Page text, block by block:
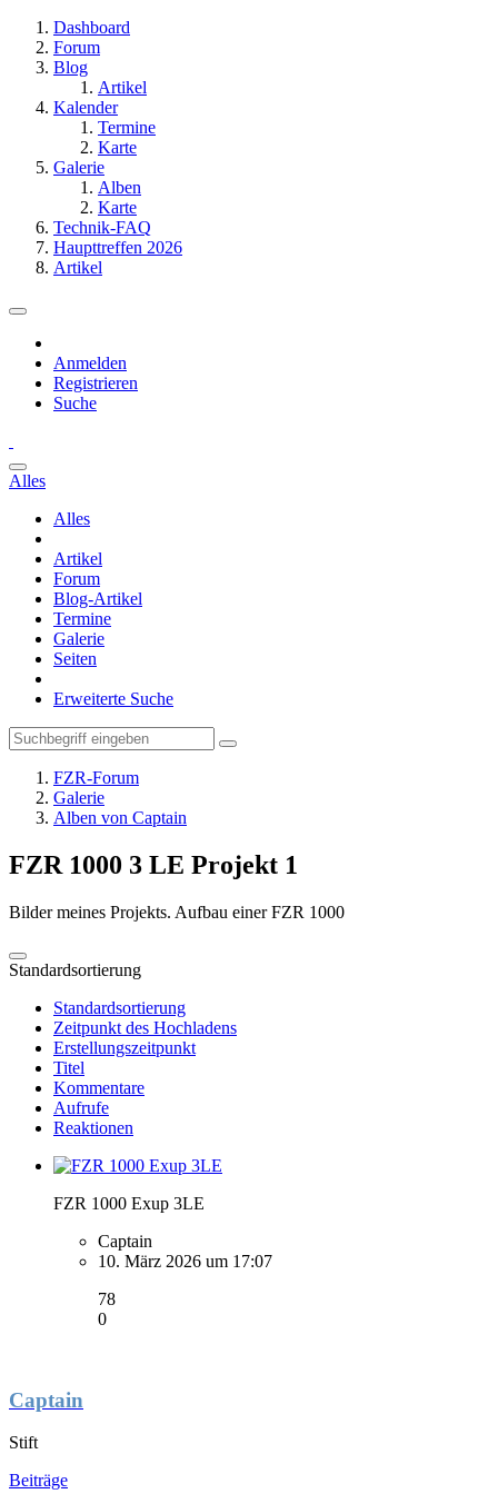
Dashboard
Forum
Blog
Artikel
Kalender
Termine
Karte
Galerie
Alben
Karte
Technik-FAQ
Haupttreffen 2026
Artikel
Anmelden
Registrieren
Suche
Alles
Alles
Artikel
Forum
Blog-Artikel
Termine
Galerie
Seiten
Erweiterte Suche
FZR-Forum
Galerie
Alben von Captain
FZR 1000 3 LE Projekt 1
Bilder meines Projekts. Aufbau einer FZR 1000
Standardsortierung
Standardsortierung
Zeitpunkt des Hochladens
Erstellungszeitpunkt
Titel
Kommentare
Aufrufe
Reaktionen
FZR 1000 Exup 3LE
Captain
10. März 2026 um 17:07
78
0
Captain
Stift
Beiträge